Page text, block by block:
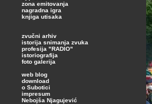
zona emitovanja
nagradna igra
knjiga utisaka
zvučni arhiv
istorija snimanja zvuka
profesija "RADIO"
istoriografija
foto galerija
web blog
download
o Subotici
impresum
Nebojša Njagujević